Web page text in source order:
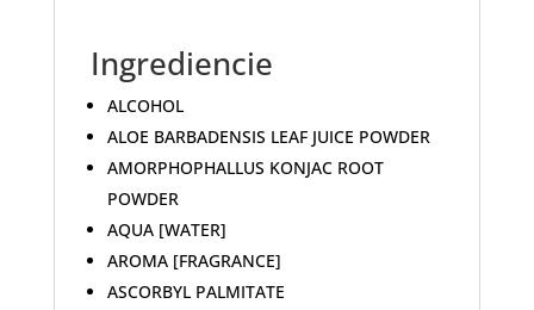
Ingrediencie
ALCOHOL
ALOE BARBADENSIS LEAF JUICE POWDER
AMORPHOPHALLUS KONJAC ROOT
POWDER
AQUA [WATER]
AROMA [FRAGRANCE]
ASCORBYL PALMITATE